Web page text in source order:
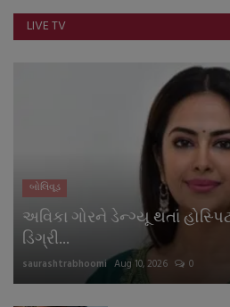
સ્થાનિક સમાચાર
બોલિવૂડ
સ્વાસ્થ્ય
LIVE TV
બોલિવૂડ
અવિકા ગોરને ડેન્ગ્યૂ થતાં
ડિગ્રી...
saurashtrabhoomi Aug 10, 2026 0